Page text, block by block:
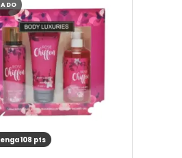
108 pts